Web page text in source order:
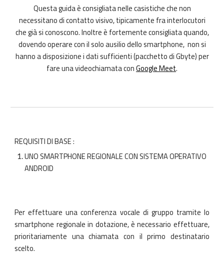
Questa guida è consigliata nelle casistiche che non
necessitano di contatto visivo, tipicamente fra interlocutori
che già si conoscono. Inoltre è fortemente consigliata quando,
dovendo operare con il solo ausilio dello smartphone, non si
hanno a disposizione i dati sufficienti (pacchetto di Gbyte) per
fare una videochiamata conGoogle Meet.
REQUISITI DI BASE :
UNO SMARTPHONE REGIONALE CON SISTEMA OPERATIVO
ANDROID
Per effettuare una conferenza vocale di gruppo tramite lo
smartphone regionale in dotazione, è necessario effettuare,
prioritariamente una chiamata con il primo destinatario
scelto.